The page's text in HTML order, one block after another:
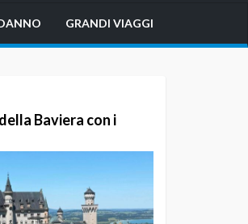
GRANDI VIAGGI
Baviera con i